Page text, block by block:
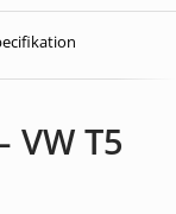
VW T5